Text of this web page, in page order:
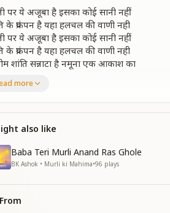
पर ये अजूबा है इसका कोई सानी नहीं
के प्रकंपन है यहा हलचल की वाणी नही
पर ये अजूबा है इसका कोई सानी नहीं
के प्रकंपन है यहा हलचल की वाणी नही
शांति सन्नाटा है नमूना एक आकाश का
यादगार है
मां का है प्यार पालना का है दुलार
का वैराग्य यहा खुशियों का संसार यहा
मां का है प्यार पालना का है दुलार
का वैराग्य यहा खुशियों का संसार यहा
एकांतऔर एकानामी
के शक्ति से निर्बल को बलवान बनानेका
यादगार है
more
also like
Baba Teri Murli Anand Ras Ghole
BK Ashok • Murli ki Mahima•96 plays